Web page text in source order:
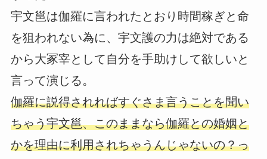
宇文邕は伽羅に言われたとおり時間稼ぎと命
を狙われない為に、宇文護の力は絶対である
から大冢宰として自分を手助けして欲しいと
言って演じる。
伽羅に説得されればすぐさま言うことを聞い
ちゃう宇文邕、このままなら伽羅との婚姻と
かを理由に利用されちゃうんじゃないの？っ